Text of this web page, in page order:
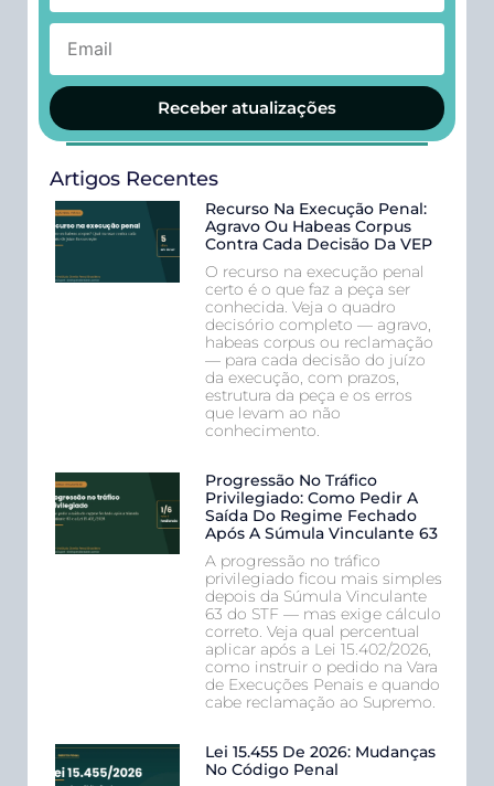
Receber atualizações
Artigos Recentes
Recurso Na Execução Penal:
Agravo Ou Habeas Corpus
Contra Cada Decisão Da VEP
O recurso na execução penal
certo é o que faz a peça ser
conhecida. Veja o quadro
decisório completo — agravo,
habeas corpus ou reclamação
— para cada decisão do juízo
da execução, com prazos,
estrutura da peça e os erros
que levam ao não
conhecimento.
Progressão No Tráfico
Privilegiado: Como Pedir A
Saída Do Regime Fechado
Após A Súmula Vinculante 63
A progressão no tráfico
privilegiado ficou mais simples
depois da Súmula Vinculante
63 do STF — mas exige cálculo
correto. Veja qual percentual
aplicar após a Lei 15.402/2026,
como instruir o pedido na Vara
de Execuções Penais e quando
cabe reclamação ao Supremo.
Lei 15.455 De 2026: Mudanças
No Código Penal